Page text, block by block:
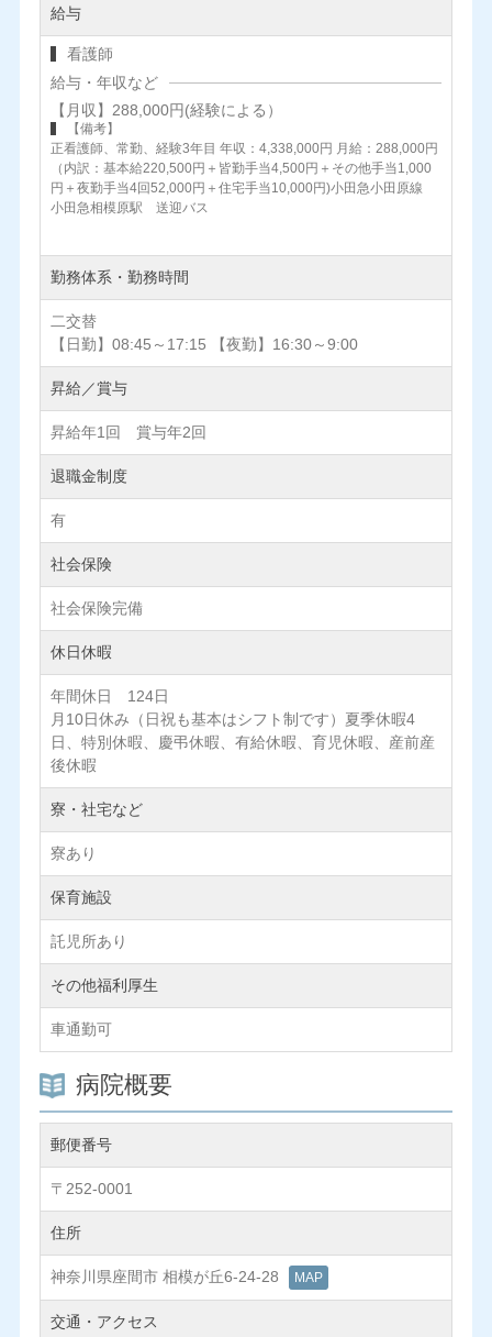
給与
看護師
給与・年収など
【月収】288,000円(経験による）
【備考】
正看護師、常勤、経験3年目 年収：4,338,000円 月給：288,000円
（内訳：基本給220,500円＋皆勤手当4,500円＋その他手当1,000
円＋夜勤手当4回52,000円＋住宅手当10,000円)小田急小田原線
小田急相模原駅 送迎バス
勤務体系・勤務時間
二交替
【日勤】08:45～17:15 【夜勤】16:30～9:00
昇給／賞与
昇給年1回 賞与年2回
退職金制度
有
社会保険
社会保険完備
休日休暇
年間休日 124日
月10日休み（日祝も基本はシフト制です）夏季休暇4
日、特別休暇、慶弔休暇、有給休暇、育児休暇、産前産
後休暇
寮・社宅など
寮あり
保育施設
託児所あり
その他福利厚生
車通勤可
病院概要
郵便番号
〒252-0001
住所
神奈川県座間市 相模が丘6-24-28 MAP
交通・アクセス